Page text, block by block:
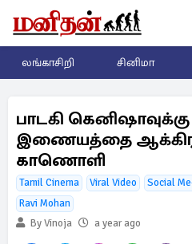
லங்காசிறி சினிமா
பாடகி
இணையத்தை
காணொளி
Tamil Cinema Viral Video Social
Ravi Mohan
By Vinoja
a year ago